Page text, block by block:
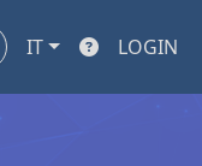
IT LOGIN